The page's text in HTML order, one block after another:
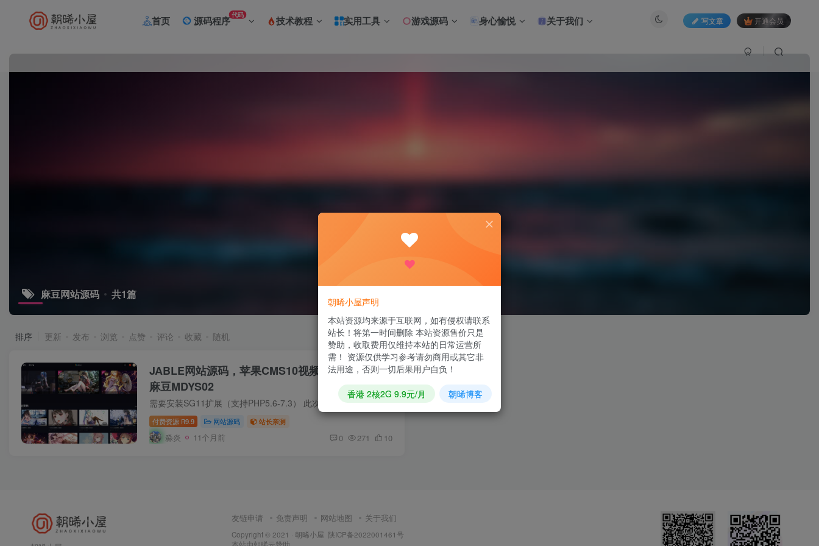
首页 源码程序代码 技术教程 实用工具 游戏源码 身心愉悦 关于我们 写文章 开通会员
麻豆网站源码 共1篇
排序 更新 发布 浏览 点赞 评论 收藏 随机
JABLE网站源码，苹果CMS10视频图片小说源码_
麻豆MDYS02
需要安装SG11扩展（支持PHP5.6-7.3） 此次版本使用V10 3031版本支持站群，支持数据库挂马检测等，player.js使用开源版 源码模板名称：麻豆源码#MDYS02,苹果CMS V10_JABLE高端响应式_二开苹果cms...
付费资源 R9.9 网站源码 站长亲测
淼炎 11个月前 0 271 10
友链申请 免责声明 网站地图 关于我们
Copyright © 2021 · 朝晞小屋 陕ICP备2022001461号
本站由朝晞云赞助
朝晞小屋声明
本站资源均来源于互联网，如有侵权请联系
站长！将第一时间删除 本站资源售价只是
赞助，收取费用仅维持本站的日常运营所
需！ 资源仅供学习参考请勿商用或其它非
法用途，否则一切后果用户自负！
香港 2核2G 9.9元/月 朝晞博客